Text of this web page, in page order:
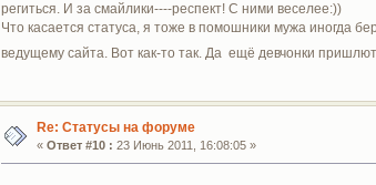
региться. И за смайлики----респект! С ними веселее:))
Что касается статуса, я тоже в помошники мужа иногда
ведущему сайта. Вот как-то так. Да ещё девчонки
Re: Статусы на форуме
« Ответ #10 : 23 Июнь 2011, 16:08:05 »